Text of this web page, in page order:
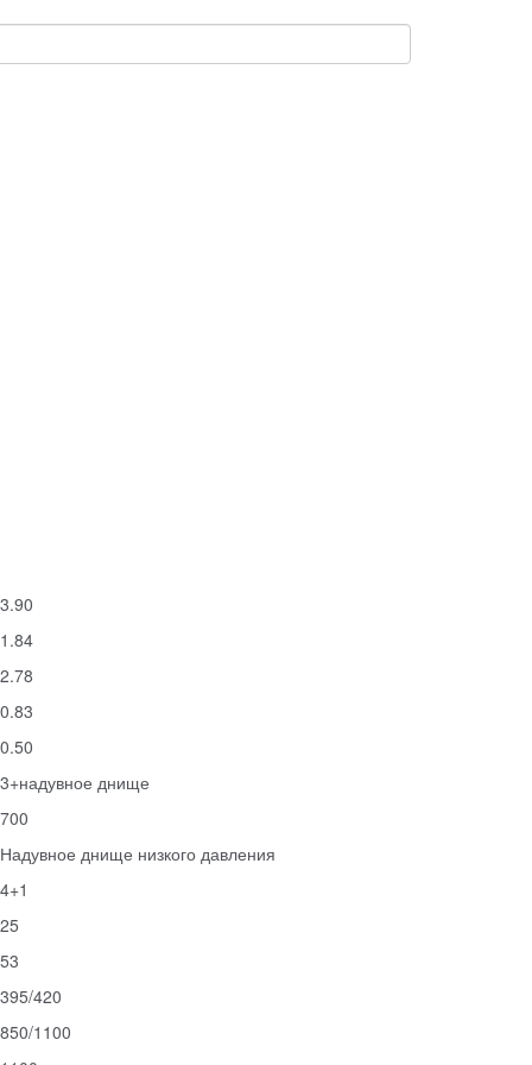
3.90
1.84
2.78
0.83
0.50
3+надувное днище
700
Надувное днище низкого давления
4+1
25
53
395/420
850/1100